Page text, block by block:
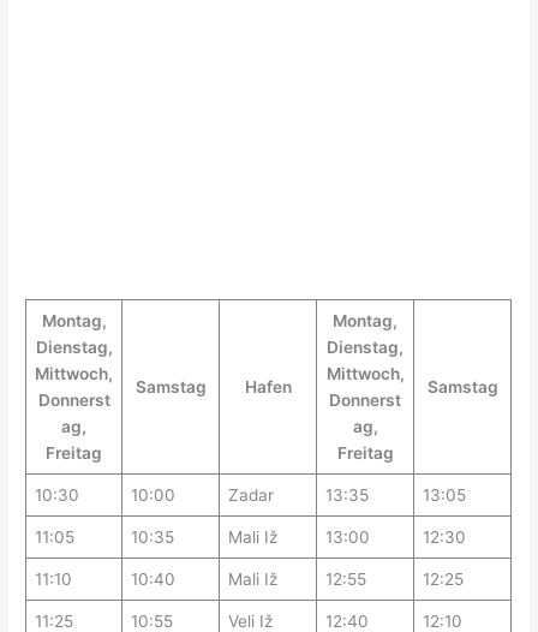
Montag,
Dienstag,
Mittwoch,
Donnerst
ag,
Freitag
Samstag Hafen
Montag,
Dienstag,
Mittwoch,
Donnerst
ag,
Freitag
Samstag
10:30 10:00 Zadar 13:35 13:05
11:05 10:35 Mali Iž 13:00 12:30
11:10 10:40 Mali Iž 12:55 12:25
11:25 10:55 Veli Iž 12:40 12:10